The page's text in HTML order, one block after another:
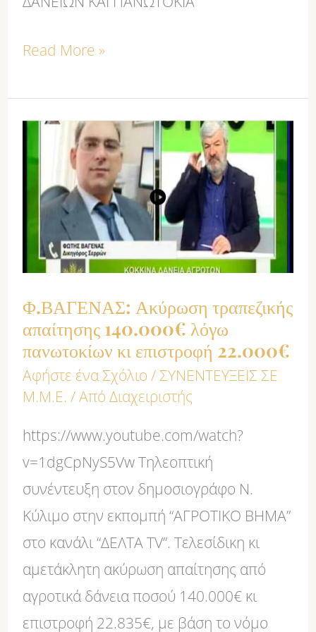
Read More »
Φ.ΒΑΓΕΝΑΣ: Ακύρωση τραπεζικής
απαίτησης 140.000€ λόγω
πανωτοκίων κι επιστροφή 22.000€
Αφήστε ένα Σχόλιο /ΣΥΝΕΝΤΕΥΞΕΙΣ ΣΕ
Μ.Μ.Ε. / ΑπόΔιαχειριστής
https://www.youtube.com/watch?
v=1dgCpNyS5Vw Τηλεοπτική
συνέντευξη στον δημοσιογράφο Ν.
Κύλιμο στην εκπομπή “ΑΓΡΟΤΙΚΟ ΒΗΜΑ”
στο κανάλι “ΔΕΛΤΑ TV”. Tελεσίδικη κι
αμετάκλητη ακύρωση απαίτησης από
αγροτικά δάνεια ποσού 140.000€ κι
επιστροφή 22.835€, με βάση το νόμο
Φ.ΒΑΓΕΝΑΣ:
Ακύρωση
τραπεζικής
απαίτησης
140.000€
λόγω
επιστροφή
22.000€